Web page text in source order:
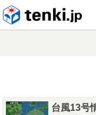
台風13号